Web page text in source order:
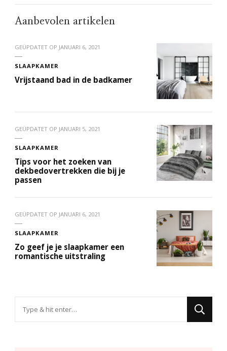
Aanbevolen artikelen
GEÜPDATET OP JANUARI 6, 2021
SLAAPKAMER
Vrijstaand bad in de badkamer
GEÜPDATET OP JANUARI 5, 2021
SLAAPKAMER
Tips voor het zoeken van
dekbedovertrekken die bij je
passen
GEÜPDATET OP JANUARI 6, 2021
SLAAPKAMER
Zo geef je je slaapkamer een
romantische uitstraling